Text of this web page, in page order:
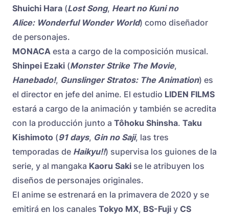
Shuichi Hara (Lost Song, Heart no Kuni no
Alice: Wonderful Wonder World) como diseñador
de personajes.
MONACA esta a cargo de la composición musical.
Shinpei Ezaki (Monster Strike The Movie,
Hanebado!, Gunslinger Stratos: The Animation) es
el director en jefe del anime. El estudio LIDEN FILMS
estará a cargo de la animación y también se acredita
con la producción junto a Tôhoku Shinsha. Taku
Kishimoto (91 days, Gin no Saji, las tres
temporadas de Haikyu!!) supervisa los guiones de la
serie, y al mangaka Kaoru Saki se le atribuyen los
diseños de personajes originales.
El anime se estrenará en la primavera de 2020 y se
emitirá en los canales Tokyo MX, BS-Fuji y CS